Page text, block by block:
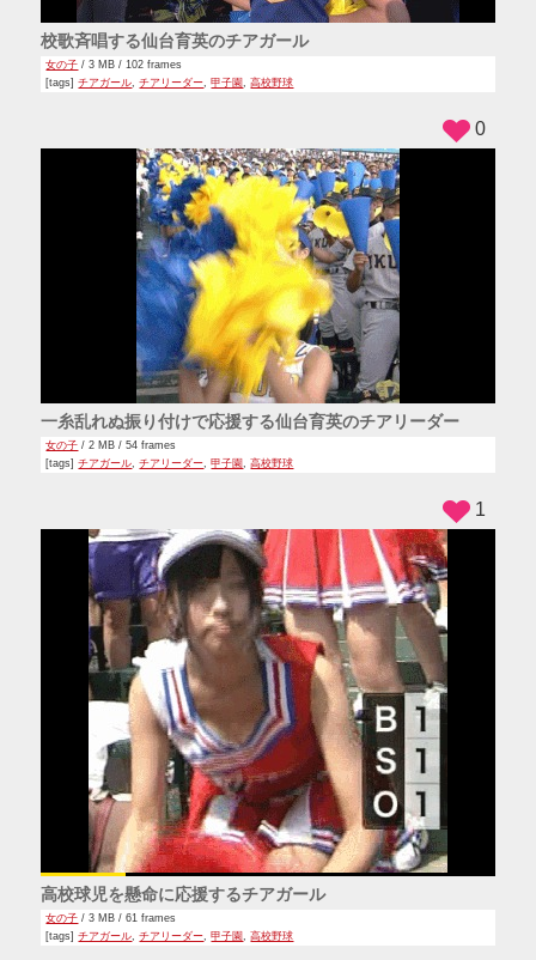
校歌斉唱する仙台育英のチアガール
女の子 / 3 MB / 102 frames
[tags]チアガール ,チアリーダー ,甲子園 ,高校野球
一糸乱れぬ振り付けで応援する仙台育英のチアリーダー
女の子 / 2 MB / 54 frames
[tags]チアガール ,チアリーダー ,甲子園 ,高校野球
0
高校球児を懸命に応援するチアガール
女の子 / 3 MB / 61 frames
[tags]チアガール ,チアリーダー ,甲子園 ,高校野球
1